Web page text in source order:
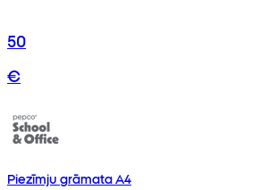
50
€
Piezīmju grāmata A4